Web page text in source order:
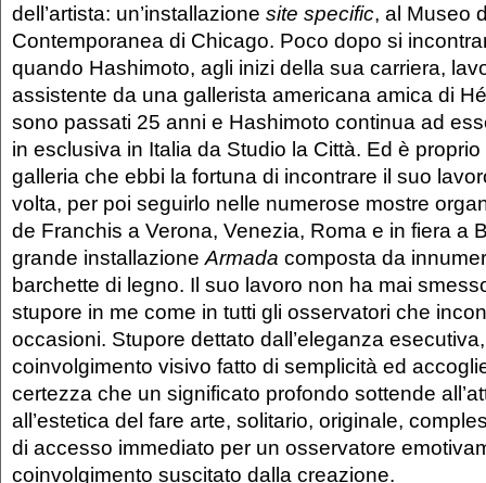
dell’artista: un’installazione site specific, al Museo
Contemporanea di Chicago. Poco dopo si
quando Hashimoto, agli inizi della sua carriera,
assistente da una gallerista americana amica di
sono passati 25 anni e Hashimoto continua ad
in esclusiva in Italia da Studio la Città. Ed è
galleria che ebbi la fortuna di incontrare il suo
volta, per poi seguirlo nelle numerose mostre
de Franchis a Verona, Venezia, Roma e in fiera a
grande installazioneArmada composta da
barchette di legno. Il suo lavoro non ha mai
stupore in me come in tutti gli osservatori che
occasioni. Stupore dettato dall’eleganza
coinvolgimento visivo fatto di semplicità ed
certezza che un significato profondo sottende
all’estetica del fare arte, solitario, originale,
di accesso immediato per un osservatore
coinvolgimento suscitato dalla creazione.